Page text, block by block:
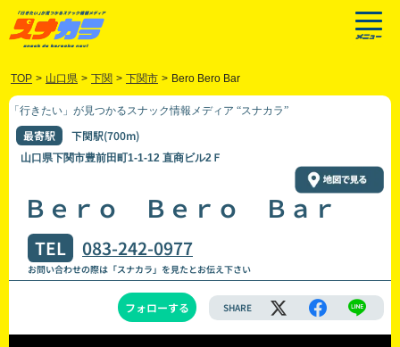
TOP > 山口県 > 下関 > 下関市 > Bero Bero Bar
「行きたい」が見つかるスナック情報メディア “スナカラ”
最寄駅 下関駅(700m)
山口県下関市豊前田町1-1-12 直商ビル2Ｆ
Ｂｅｒｏ Ｂｅｒｏ Ｂａｒ
TEL 083-242-0977
お問い合わせの際は「スナカラ」を見たとお伝え下さい
フォローする SHARE